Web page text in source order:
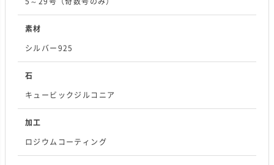
素材
シルバー925
石
キュービックジルコニア
加工
ロジウムコーティング